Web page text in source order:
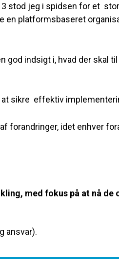
stod jeg i spidsen for et
en platformsbaseret
indsigt i, hvad der skal
sikre effektiv
forandringer, idet enhver
med fokus på at nå de
ansvar).